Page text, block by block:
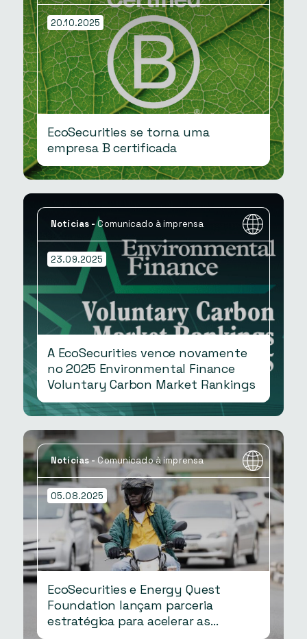
20.10.2025
EcoSecurities se torna uma
empresa B certificada
Notícias -Comunicado à imprensa
23.09.2025
A EcoSecurities vence novamente
no 2025 Environmental Finance
Voluntary Carbon Market Rankings
Notícias-Comunicado à imprensa
05.08.2025
EcoSecurities e Energy Quest
Foundation lançam parceria
estratégica para acelerar as